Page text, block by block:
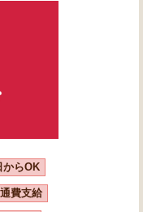
からOK
費支給